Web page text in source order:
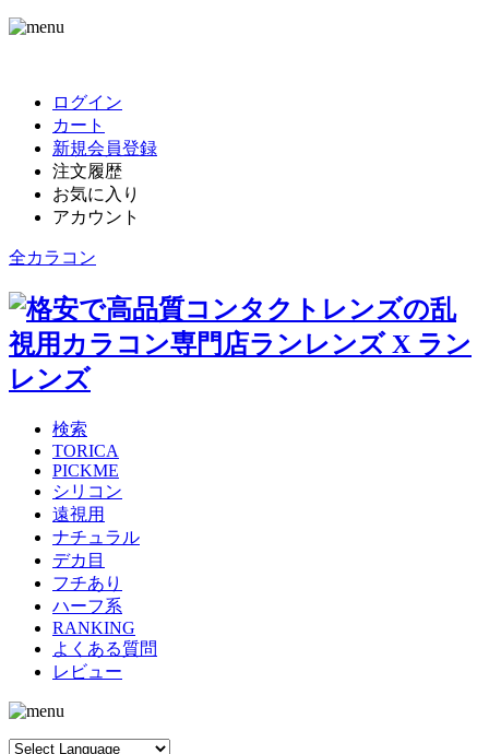
ログイン
カート
新規会員登録
注文履歴
お気に入り
アカウント
全カラコン
検索
TORICA
PICKME
シリコン
遠視用
ナチュラル
デカ目
フチあり
ハーフ系
RANKING
よくある質問
レビュー